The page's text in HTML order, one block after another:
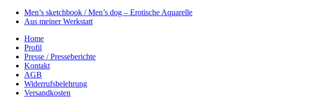
Men’s sketchbook / Men’s dog – Erotische Aquarelle
Aus meiner Werkstatt
Home
Profil
Presse / Presseberichte
Kontakt
AGB
Widerrufsbelehrung
Versandkosten